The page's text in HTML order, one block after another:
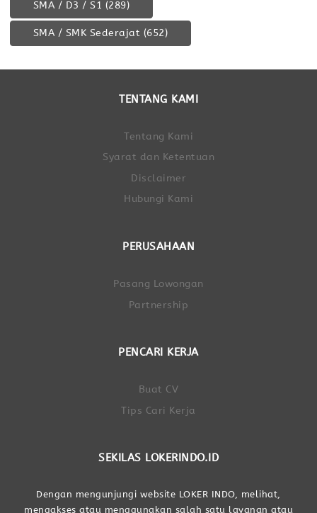
SMA / D3 / S1 (289)
SMA / SMK Sederajat (652)
TENTANG KAMI
Tentang Kami
Syarat dan Ketentuan
Disclaimer
Hubungi Kami
PERUSAHAAN
Pasang Lowongan
Partnership
PENCARI KERJA
Buat CV
Tips Cari Kerja
SEKILAS LOKERINDO.ID
Dengan mengunjungi website LOKER INDO, melihat,
mengakses atau menggunakan salah satu layanan atau